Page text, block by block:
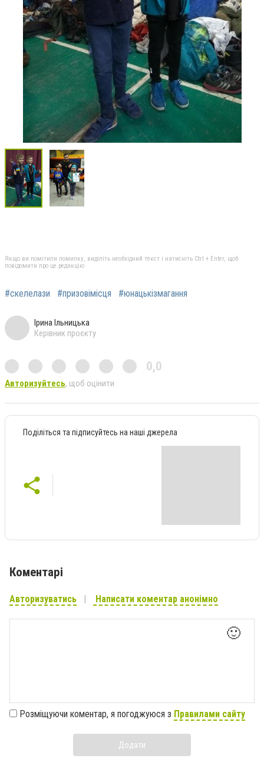
Якщо ви помітили помилку, виділіть необхідний текст і натисніть Ctrl + Enter, щоб
повідомити про це редакцію
#скелелази #призовімісця #юнацькізмагання
Ірина Ільницька
Керівник проєкту
0,0
Авторизуйтесь, щоб оцінити
Поділіться та підписуйтесь на наші джерела
Коментарі
Авторизуватись Написати коментар анонімно
🙂
Розміщуючи коментар, я погоджуюся з Правилами сайту
Додати